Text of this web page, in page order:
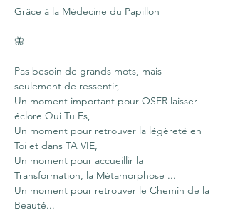
Grâce à la Médecine du Papillon
🦋
Pas besoin de grands mots, mais
seulement de ressentir,
Un moment important pour OSER laisser
éclore Qui Tu Es,
Un moment pour retrouver la légèreté en
Toi et dans TA VIE,
Un moment pour accueillir la
Transformation, la Métamorphose ...
Un moment pour retrouver le Chemin de la
Beauté...